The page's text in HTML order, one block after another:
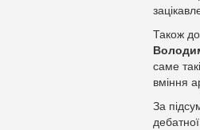
Також
саме
вміння
За
дебатної